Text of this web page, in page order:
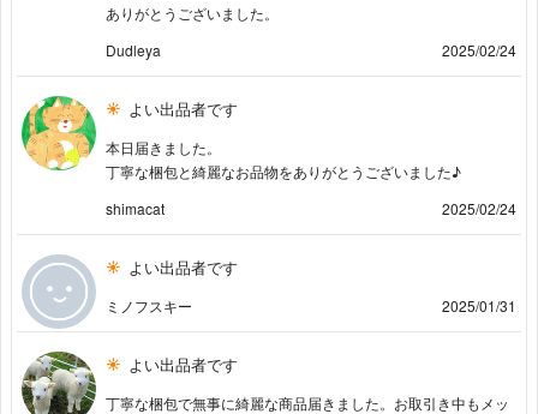
ありがとうございました。
Dudleya
2025/02/24
よい出品者です
本日届きました。
丁寧な梱包と綺麗なお品物をありがとうございました♪
shimacat
2025/02/24
よい出品者です
ミノフスキー 2025/01/31
よい出品者です
丁寧な梱包で無事に綺麗な商品届きました。お取引き中もメッ